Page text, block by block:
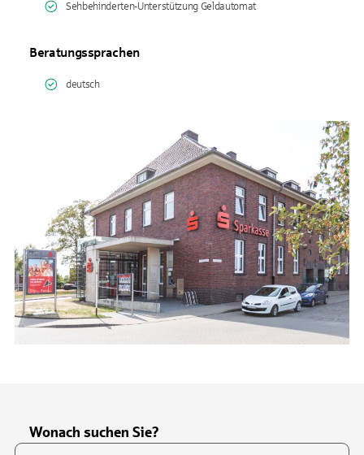
Sehbehinderten-Unterstützung Geldautomat
Beratungssprachen
deutsch
Wonach suchen Sie?
Suchfeld